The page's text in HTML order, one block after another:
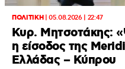
ΠΟΛΙΤΙΚΗ|05.08.2026 | 22:47
Κυρ. Μητσοτάκης:
η είσοδος της
Ελλάδας – Κύπρου